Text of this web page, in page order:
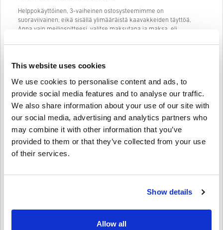
This website uses cookies
We use cookies to personalise content and ads, to
provide social media features and to analyse our traffic.
We also share information about your use of our site with
our social media, advertising and analytics partners who
may combine it with other information that you’ve
provided to them or that they’ve collected from your use
of their services.
Show details
Allow all
Helppokäyttöinen, 3-vaiheinen ostosysteemimme on
suoraviivainen, eikä sisällä ylimääräistä kaavakkeiden täyttöä.
Anna vain meiliosoitteesi, valitse maksutapa ja maksa, eli
todella nopeaa ja helppoa.
Näin se toimii Livecards.netissä
Uusi Livecards.netissä? Digitaalisten koodien ostaminen on nopeaa
ja helppoa:
HUOM
Pre-Order tuotteet ovat tilattavissa ennakkoon ja ne
toimitetaan viimeistään tuotteen julkaisupäivänä, muut
tuotteet toimitamme heti kun maksu on saapunut perille.
Emme myy tuotteita kaupalliseen käyttöön.
Ladattava sisältö ja DLC- tuotteet: Sinulla on oltava
Anna palautetta 4,6/5 10 Palautteet
23-08-2025
Erittäin kätevä nopeaan ostoskierrokseen Zalando Norjassa.